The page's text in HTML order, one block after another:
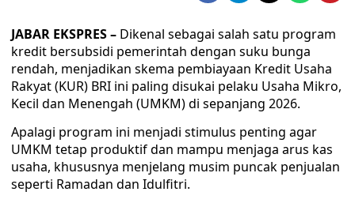
JABAR EKSPRES – Dikenal sebagai salah satu program
kredit bersubsidi pemerintah dengan suku bunga
rendah, menjadikan skema pembiayaan Kredit Usaha
Rakyat (KUR) BRI ini paling disukai pelaku Usaha Mikro,
Kecil dan Menengah (UMKM) di sepanjang 2026.
Apalagi program ini menjadi stimulus penting agar
UMKM tetap produktif dan mampu menjaga arus kas
usaha, khususnya menjelang musim puncak penjualan
seperti Ramadan dan Idulfitri.